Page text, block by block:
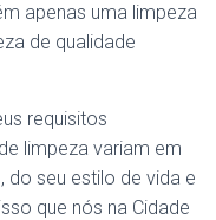
apenas uma limpeza
de qualidade
requisitos
limpeza variam em
seu estilo de vida e
que nós na Cidade